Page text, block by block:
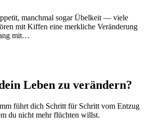
manchmal sogar Übelkeit — viele
mit Kiffen eine merkliche Veränderung
mit…
Leben zu verändern?
führt dich Schritt für Schritt vom Entzug
du nicht mehr flüchten willst.